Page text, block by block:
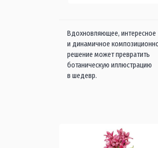
Вдохновляющее, интересное
и динамичное
решение может превратить
ботаническую иллюстрацию
в шедевр.